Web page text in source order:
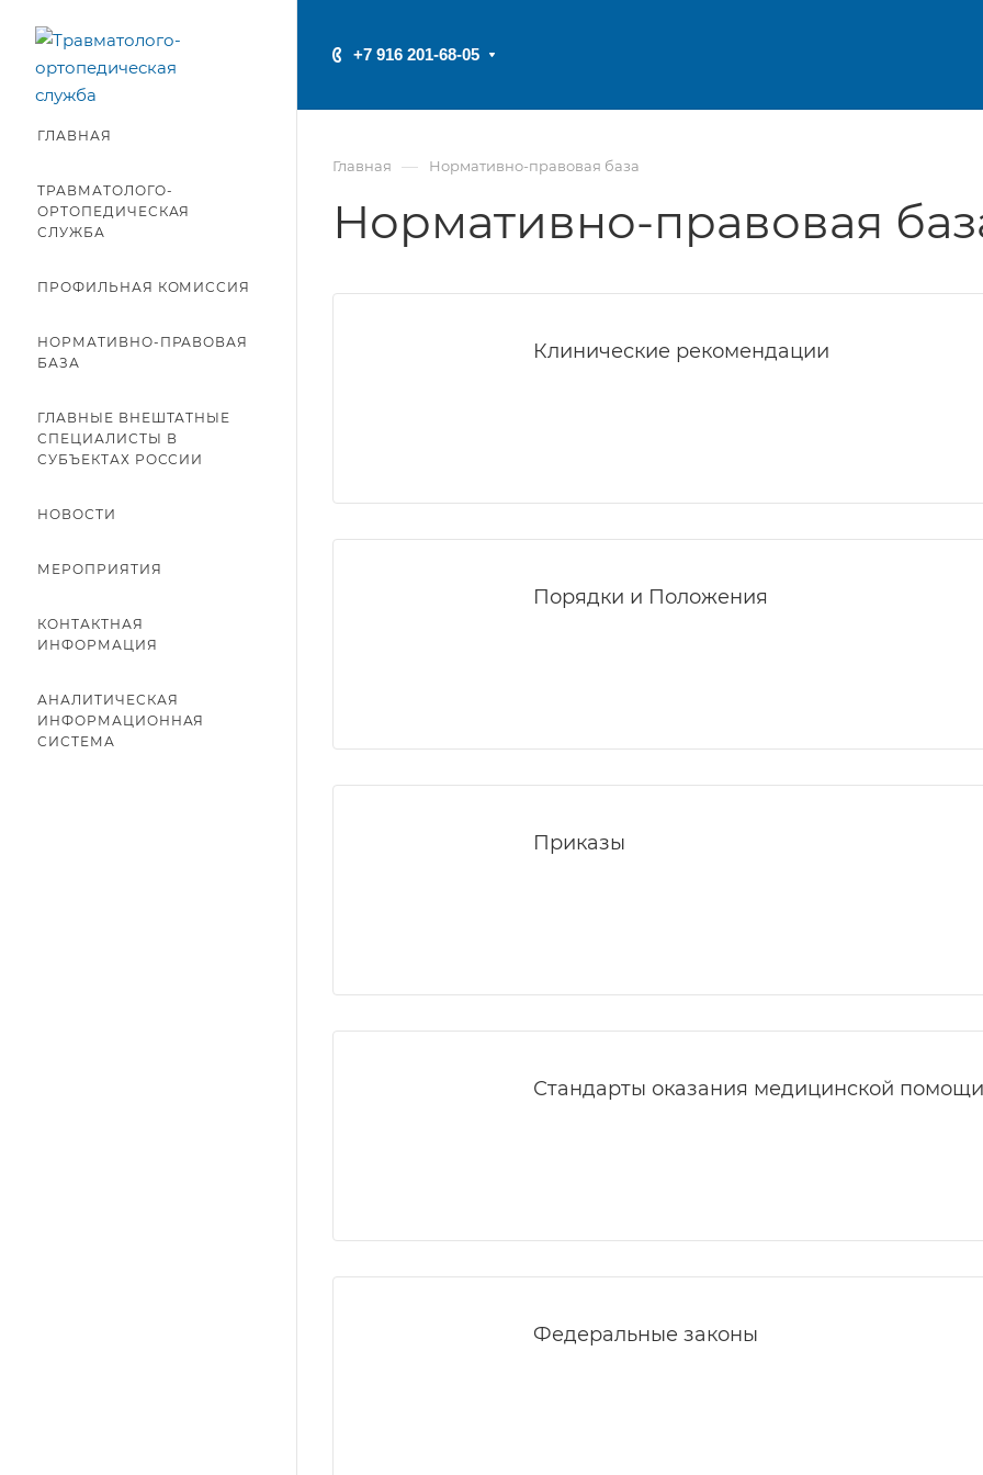
+7 916 201-68-05
ГЛАВНАЯ
ТРАВМАТОЛОГО-
ОРТОПЕДИЧЕСКАЯ
СЛУЖБА
ПРОФИЛЬНАЯ КОМИССИЯ
НОРМАТИВНО-ПРАВОВАЯ
БАЗА
ГЛАВНЫЕ ВНЕШТАТНЫЕ
СПЕЦИАЛИСТЫ В
СУБЪЕКТАХ РОССИИ
НОВОСТИ
МЕРОПРИЯТИЯ
КОНТАКТНАЯ
ИНФОРМАЦИЯ
АНАЛИТИЧЕСКАЯ
ИНФОРМАЦИОННАЯ
СИСТЕМА
Главная — Нормативно-правовая база
Нормативно-правовая
Клинические рекомендации
Порядки и Положения
Приказы
Стандарты оказания медицинской помощи
Федеральные законы